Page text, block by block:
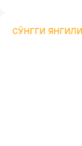
СЎНГГИ